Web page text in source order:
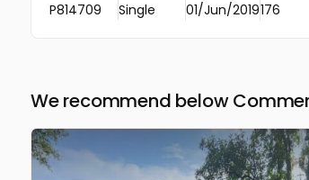
P814709
Single
01/Jun/2019176
We recommend below